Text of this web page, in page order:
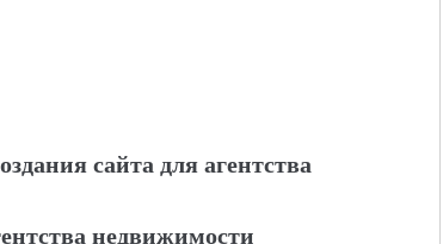
сайта для агентства
недвижимости